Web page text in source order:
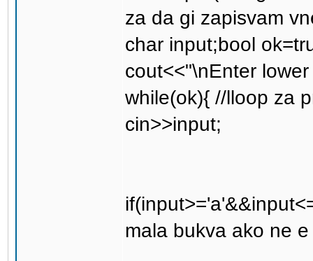
za da gi zapisvam
char input;bool
cout<<"\nEnter
while(ok){ //lloop za
cin>>input;
mala bukva ako ne